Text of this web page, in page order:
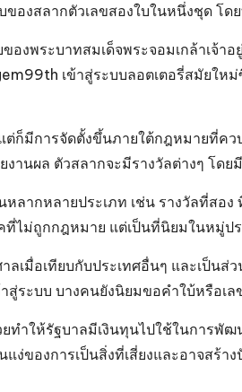
องสลากตัวเลขสองใบในหนึ่งชุด โ
งพระบาทสมเด็จพระจอมเกล้าเจ้
เข้าสู่ระบบลอตเตอรี่สมัยให
ต่ก็มีการจัดตั้งขึ้นภายใต้กฎหมายที่ค
งานผล ตัวสลากจะมีรางวัลต่างๆ โ
ลากหลายประเภท เช่น รางวัลที่สอ
คที่ไม่ถูกกฎหมาย แต่เป็นที่นิยมในหมู่
ลเมื่อเทียบกับประเทศอื่นๆ และเป็
สู่ระบบ บางคนยังนิยมขอคำใบ้หรือเล
ทำให้รัฐบาลมีเงินทุนไปใช้ในการ
ง่ของการเป็นสิ่งที่เสี่ยงและอาจส